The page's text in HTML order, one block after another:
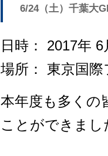
6/24（土）千葉大
日時： 2017年
場所： 東京国
本年度も多くの
ことができま